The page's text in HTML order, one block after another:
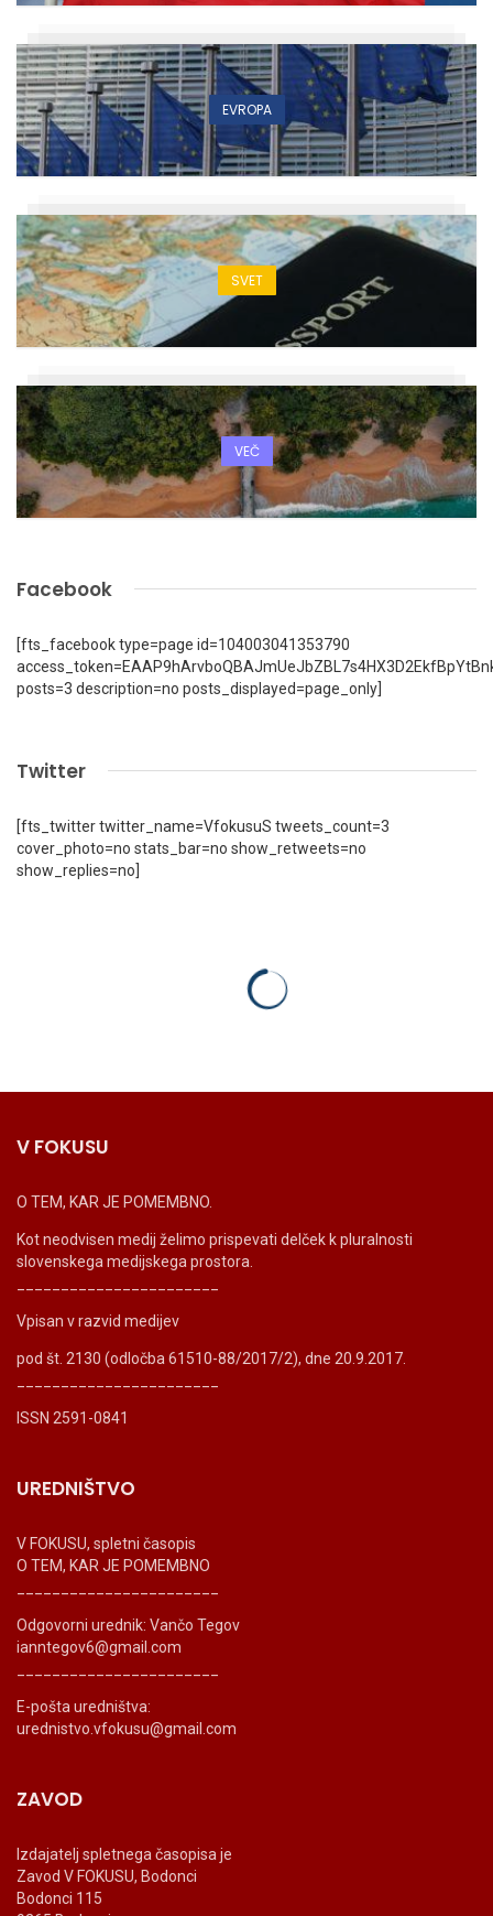
EVROPA
SVET
VEČ
Facebook
[fts_facebook type=page id=104003041353790
posts=3 description=no posts_displayed=page_only]
Twitter
[fts_twitter twitter_name=VfokusuS tweets_count=3
cover_photo=no stats_bar=no show_retweets=no
show_replies=no]
V FOKUSU
O TEM, KAR JE POMEMBNO.
Kot neodvisen medij želimo prispevati delček k pluralnosti
slovenskega medijskega prostora.
Vpisan v razvid medijev
pod št. 2130 (odločba 61510-88/2017/2), dne 20.9.2017.
ISSN 2591-0841
UREDNIŠTVO
V FOKUSU, spletni časopis
O TEM, KAR JE POMEMBNO
Odgovorni urednik: Vančo Tegov
ianntegov6@gmail.com
E-pošta uredništva:
urednistvo.vfokusu@gmail.com
ZAVOD
Izdajatelj spletnega časopisa je
Zavod V FOKUSU, Bodonci
Bodonci 115